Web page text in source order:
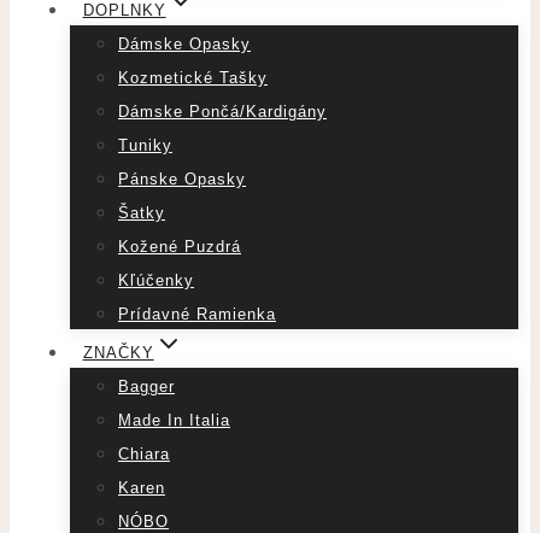
DOPLNKY
Dámske Opasky
Kozmetické Tašky
Dámske Pončá/Kardigány
Tuniky
Pánske Opasky
Šatky
Kožené Puzdrá
Kľúčenky
Prídavné Ramienka
ZNAČKY
Bagger
Made In Italia
Chiara
Karen
NÓBO